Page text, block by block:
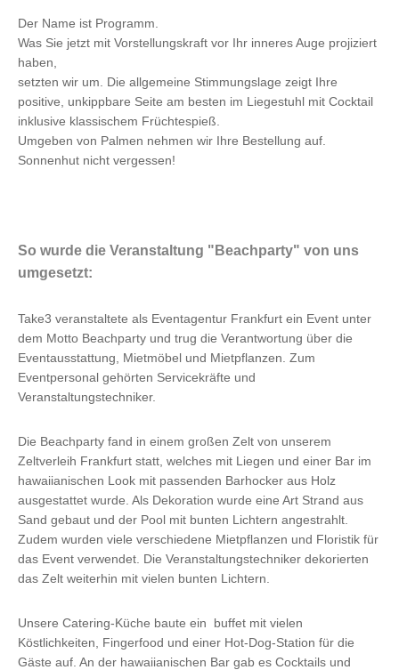
Der Name ist Programm.
Was Sie jetzt mit Vorstellungskraft vor Ihr inneres Auge projiziert
haben,
setzten wir um. Die allgemeine Stimmungslage zeigt Ihre
positive, unkippbare Seite am besten im Liegestuhl mit Cocktail
inklusive klassischem Früchtespieß.
Umgeben von Palmen nehmen wir Ihre Bestellung auf.
Sonnenhut nicht vergessen!
So wurde die Veranstaltung "Beachparty" von uns
umgesetzt:
Take3 veranstaltete als Eventagentur Frankfurt ein Event unter
dem Motto Beachparty und trug die Verantwortung über die
Eventausstattung, Mietmöbel und Mietpflanzen. Zum
Eventpersonal gehörten Servicekräfte und
Veranstaltungstechniker.
Die Beachparty fand in einem großen Zelt von unserem
Zeltverleih Frankfurt statt, welches mit Liegen und einer Bar im
hawaiianischen Look mit passenden Barhocker aus Holz
ausgestattet wurde. Als Dekoration wurde eine Art Strand aus
Sand gebaut und der Pool mit bunten Lichtern angestrahlt.
Zudem wurden viele verschiedene Mietpflanzen und Floristik für
das Event verwendet. Die Veranstaltungstechniker dekorierten
das Zelt weiterhin mit vielen bunten Lichtern.
Unsere Catering-Küche baute ein buffet mit vielen
Köstlichkeiten, Fingerfood und einer Hot-Dog-Station für die
Gäste auf. An der hawaiianischen Bar gab es Cocktails und